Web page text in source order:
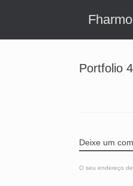
Portfolio
Deixe um
O seu endereço